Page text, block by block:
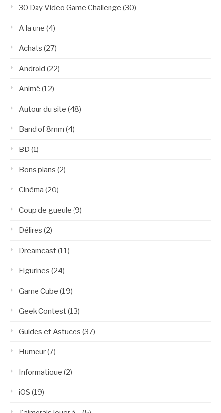
30 Day Video Game Challenge (30)
A la une (4)
Achats (27)
Android (22)
Animé (12)
Autour du site (48)
Band of 8mm (4)
BD (1)
Bons plans (2)
Cinéma (20)
Coup de gueule (9)
Délires (2)
Dreamcast(11)
Figurines (24)
Game Cube (19)
Geek Contest(13)
Guides et Astuces (37)
Humeur(7)
Informatique (2)
iOS (19)